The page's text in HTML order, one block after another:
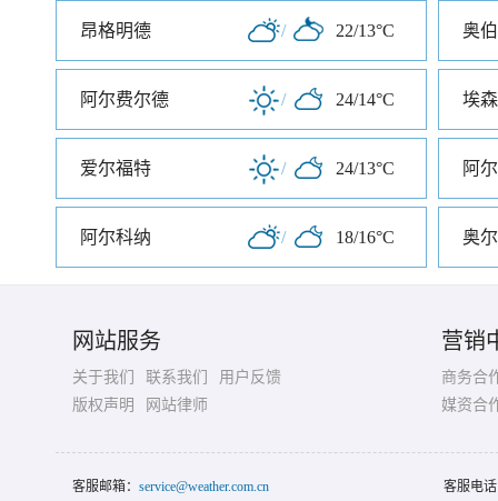
昂格明德 / 22/13°C 奥
阿尔费尔德 / 24/14°C 埃森
爱尔福特 / 24/13°C 阿
阿尔科纳 / 18/16°C 奥
网站服务
关于我们 联系我们
用户反馈
版权声明
网站律师
营销
商务合
媒资合
客服邮箱： service@weather.com.cn 客服电